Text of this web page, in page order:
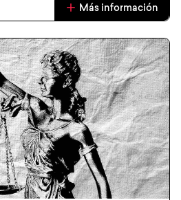
Más información